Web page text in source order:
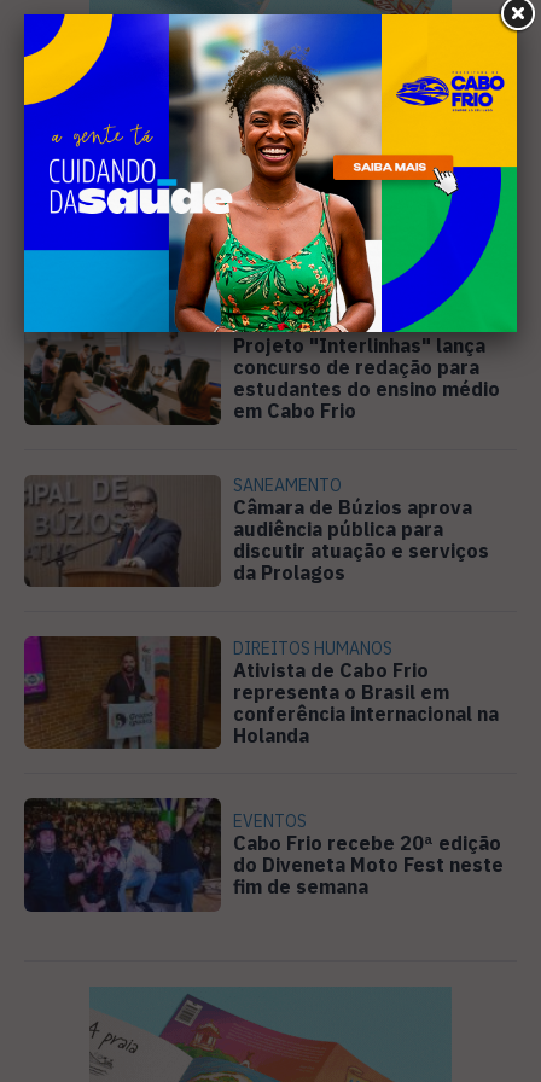
Leia Também
EDUCAÇÃO
Projeto "Interlinhas" lança
concurso de redação para
estudantes do ensino médio
em Cabo Frio
SANEAMENTO
Câmara de Búzios aprova
audiência pública para
discutir atuação e serviços
da Prolagos
DIREITOS HUMANOS
Ativista de Cabo Frio
representa o Brasil em
conferência internacional na
Holanda
EVENTOS
Cabo Frio recebe 20ª edição
do Diveneta Moto Fest neste
fim de semana